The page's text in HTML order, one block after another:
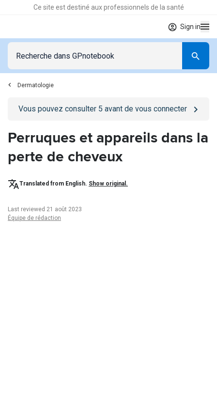
Ce site est destiné aux professionnels de la santé
Sign in
Dermatologie
Go to/se-connecterpage
Vous pouvez consulter 5 avant de vous connecter
Perruques et appareils dans la
perte de cheveux
Translated from English. Show original.
Last reviewed 21 août 2023
Équipe de rédaction